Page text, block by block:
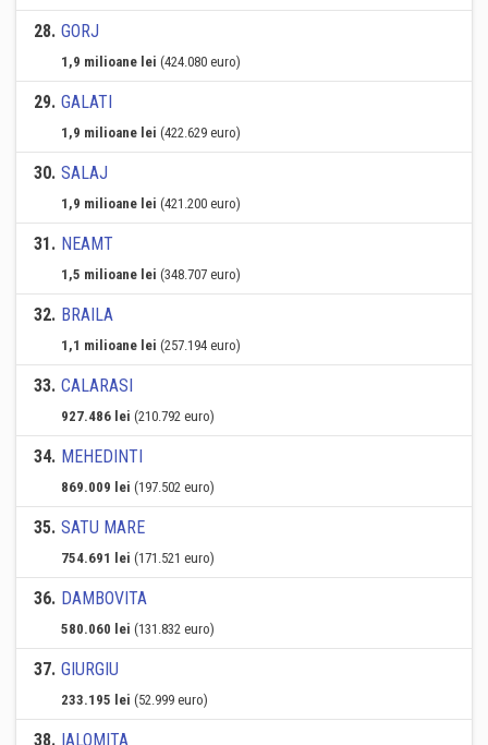
28. GORJ
1,9 milioane lei (424.080 euro)
29. GALATI
1,9 milioane lei (422.629 euro)
30. SALAJ
1,9 milioane lei (421.200 euro)
31. NEAMT
1,5 milioane lei (348.707 euro)
32. BRAILA
1,1 milioane lei (257.194 euro)
33. CALARASI
927.486 lei (210.792 euro)
34. MEHEDINTI
869.009 lei (197.502 euro)
35. SATU MARE
754.691 lei (171.521 euro)
36. DAMBOVITA
580.060 lei (131.832 euro)
37. GIURGIU
233.195 lei (52.999 euro)
38. IALOMITA